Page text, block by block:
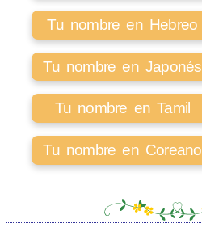
Tu nombre en Hebreo
Tu nombre en Japonés
Tu nombre en Tamil
Tu nombre en Coreano